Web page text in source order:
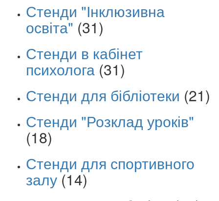
Стенди "Інклюзивна
освіта" (31)
Стенди в кабінет
психолога (31)
Стенди для бібліотеки (21)
Стенди "Розклад уроків"
(18)
Стенди для спортивного
залу(14)